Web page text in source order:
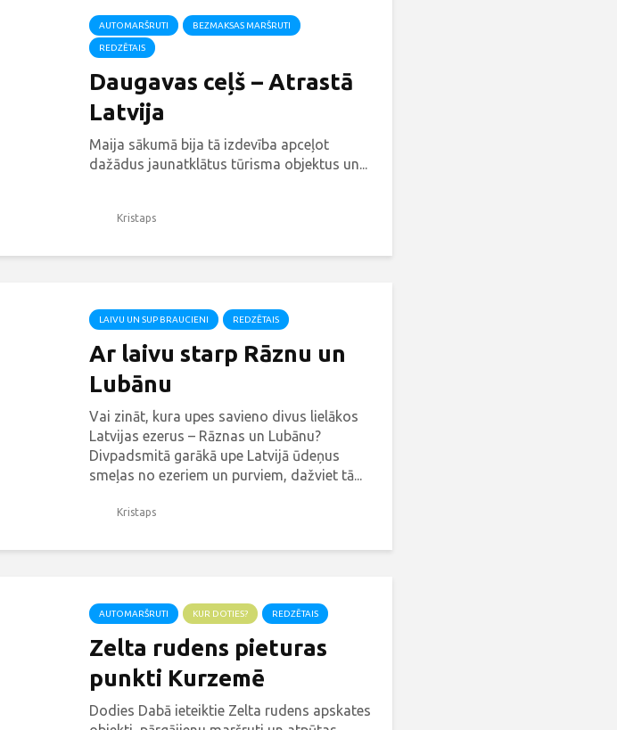
AUTOMARŠRUTI BEZMAKSAS MARŠRUTI
REDZĒTAIS
Daugavas ceļš – Atrastā
Latvija
Maija sākumā bija tā izdevība apceļot
dažādus jaunatklātus tūrisma objektus un...
Kristaps
LAIVU UN SUP BRAUCIENI REDZĒTAIS
Ar laivu starp Rāznu un
Lubānu
Vai zināt, kura upes savieno divus lielākos
Latvijas ezerus – Rāznas un Lubānu?
Divpadsmitā garākā upe Latvijā ūdeņus
smeļas no ezeriem un purviem, dažviet tā...
Kristaps
AUTOMARŠRUTI KUR DOTIES? REDZĒTAIS
Zelta rudens pieturas
punkti Kurzemē
Dodies Dabā ieteiktie Zelta rudens apskates